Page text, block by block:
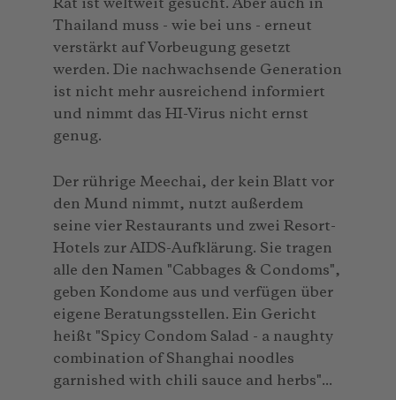
Rat ist weltweit gesucht. Aber auch in
Thailand muss - wie bei uns - erneut
verstärkt auf Vorbeugung gesetzt
werden. Die nachwachsende Generation
ist nicht mehr ausreichend informiert
und nimmt das HI-Virus nicht ernst
genug.
Der rührige Meechai, der kein Blatt vor
den Mund nimmt, nutzt außerdem
seine vier Restaurants und zwei Resort-
Hotels zur AIDS-Aufklärung. Sie tragen
alle den Namen "Cabbages & Condoms",
geben Kondome aus und verfügen über
eigene Beratungsstellen. Ein Gericht
heißt "Spicy Condom Salad - a naughty
combination of Shanghai noodles
garnished with chili sauce and herbs"...